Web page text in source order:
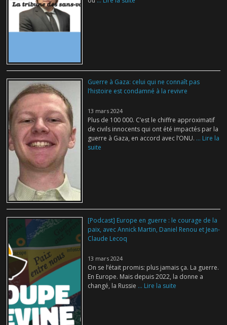
Guerre à Gaza: celui qui ne connaît pas
l’histoire est condamné à la revivre
13 mars 2024
Plus de 100 000. C’est le chiffre approximatif
de civils innocents qui ont été impactés par la
guerre à Gaza, en accord avec l’ONU. ... Lire la
suite
[Podcast] Europe en guerre : le courage de la
paix, avec Annick Martin, Daniel Renou et Jean-
Claude Lecoq
13 mars 2024
On se l’était promis: plus jamais ça. La guerre.
En Europe. Mais depuis 2022, la donne a
changé, la Russie ... Lire la suite